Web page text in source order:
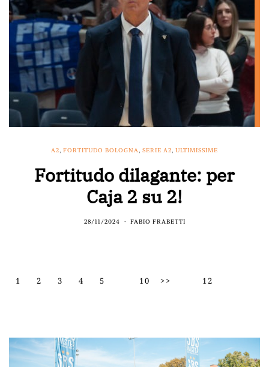
A2, FORTITUDO BOLOGNA, SERIE A2, ULTIMISSIME
Fortitudo dilagante: per
Caja 2 su 2!
28/11/2024 FABIO FRABETTI
1 2 3 4 5 10 >> 12